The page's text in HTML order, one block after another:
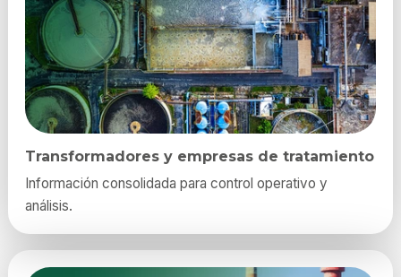
Transformadores y empresas de tratamiento
Información consolidada para control operativo y
análisis.